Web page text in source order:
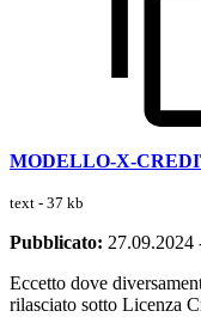
MODELLO-X-
text - 37 kb
Pubblicato: 27.09.2024
Eccetto dove
rilasciato sotto Licenza